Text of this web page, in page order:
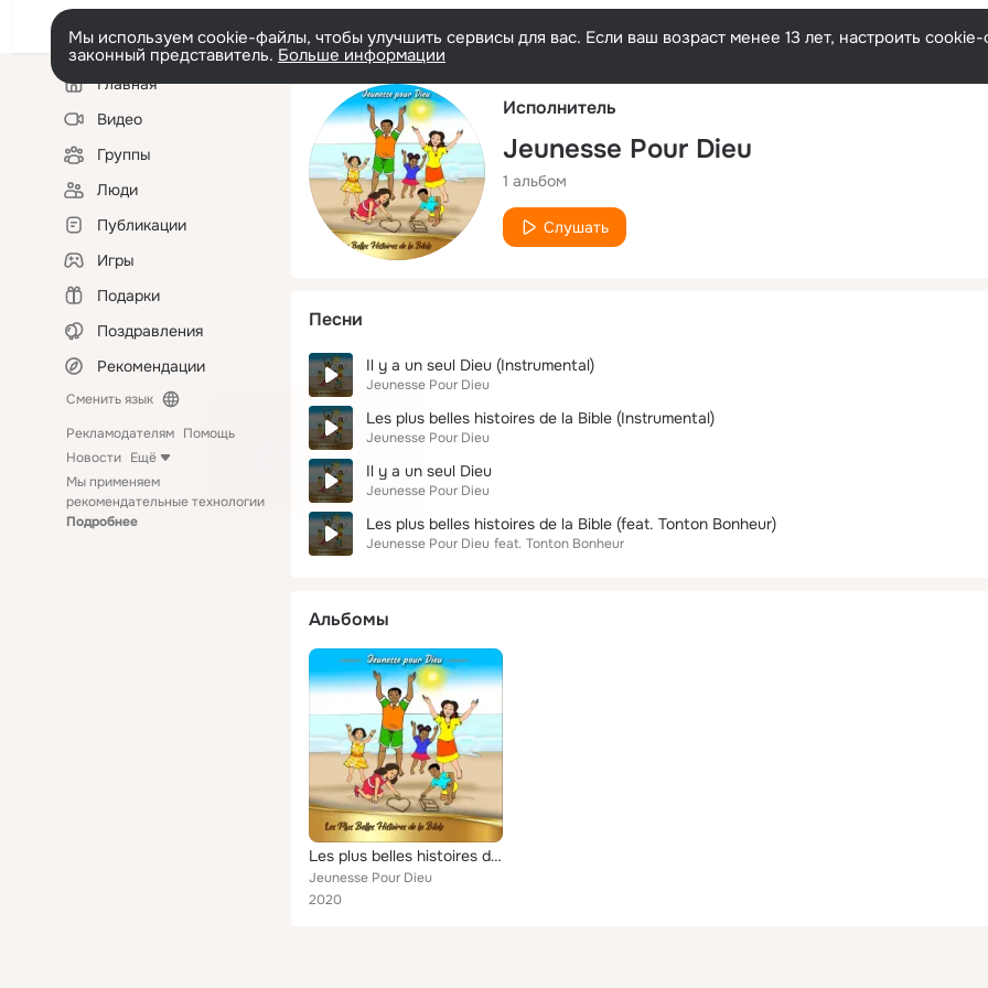
Мы используем cookie-файлы, чтобы улучшить сервисы для вас. Если ваш возраст менее 13 лет, настроить
законный представитель. Больше информации
Левая
колонкаГлавная
Видео
Группы
Люди
Публикации
Игры
Подарки
Поздравления
Рекомендации
Сменить язык
Рекламодателям Помощь
Новости Ещё
Мы применяем
рекомендательные технологии
Подробнее
Исполнитель
Jeunesse Pour Dieu
1 альбом
Слушать
Песни
Il y a un seul Dieu (Instrumental)
Jeunesse Pour Dieu
Les plus belles histoires de la Bible (Instrumental)
Jeunesse Pour Dieu
Il y a un seul Dieu
Jeunesse Pour Dieu
Les plus belles histoires de la Bible (feat. Tonton Bonheur)
Jeunesse Pour Dieu feat. Tonton Bonheur
Альбомы
Les plus belles histoires de la Bible
Jeunesse Pour Dieu
2020